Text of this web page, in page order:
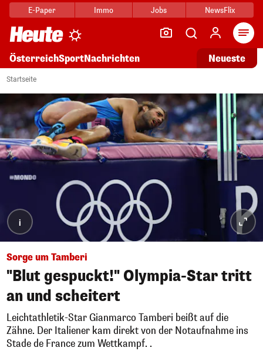
E-Paper Immo Jobs NewsFlix
ÖsterreichSportNachrichten Neueste
Startseite
i
Sorge um Tamberi
"Blut gespuckt!" Olympia-Star tritt
an und scheitert
Leichtathletik-Star Gianmarco Tamberi beißt auf die
Zähne. Der Italiener kam direkt von der Notaufnahme ins
Stade de France zum Wettkampf. .